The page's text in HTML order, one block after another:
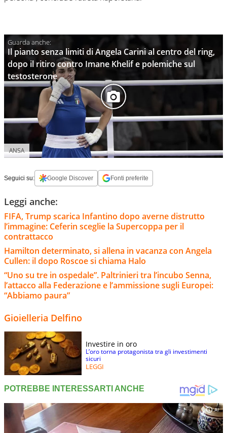
Il pianto senza limiti di Angela Carini al centro del ring,
dopo il ritiro contro Imane Khelif e polemiche sul
testosterone
ANSA
Seguici su: Google Discover Fonti preferite
Leggi anche:
FIFA, Trump scarica Infantino dopo averne distrutto
l’immagine: Ceferin sceglie la Supercoppa per il
contrattacco
Hamilton determinato, si allena in vacanza con Angela
Cullen: il dopo Roscoe si chiama Halo
“Uno su tre in ospedale”. Paltrinieri tra l’incubo Senna,
l’attacco alla Federazione e l’ammissione sugli Europei:
“Abbiamo paura”
Gioielleria Delfino
Investire in oro
L’oro torna protagonista tra gli investimenti
sicuri
LEGGI